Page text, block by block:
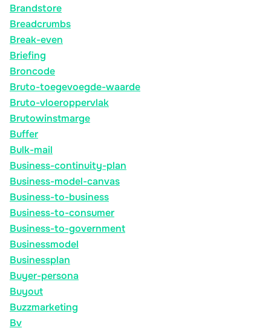
Brandstore
Breadcrumbs
Break-even
Briefing
Broncode
Bruto-toegevoegde-waarde
Bruto-vloeroppervlak
Brutowinstmarge
Buffer
Bulk-mail
Business-continuity-plan
Business-model-canvas
Business-to-business
Business-to-consumer
Business-to-government
Businessmodel
Businessplan
Buyer-persona
Buyout
Buzzmarketing
Bv